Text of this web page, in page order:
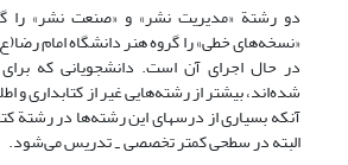
دو رشتة «مدیریت نشر» و «صنعت نشر» را
«نسخه‌های خطی» را گروه هنر دانشگاه امام
در حال اجرای آن است. دانشجویانی که
شده‌اند، بیشتر از رشته‌هایی غیر از کتابداری و
آنکه بسیاری از درسهای این رشته‌ها در رشتة
البته در سطحی کمتر تخصصی-تدریس می‌شود.